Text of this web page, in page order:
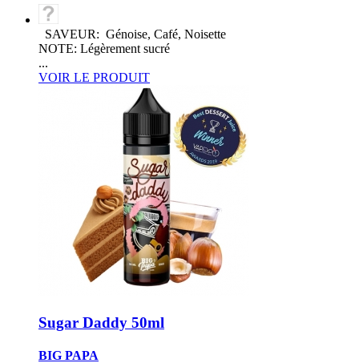
SAVEUR: Génoise, Café, Noisette
NOTE: Légèrement sucré
...
VOIR LE PRODUIT
Sugar Daddy 50ml
BIG PAPA